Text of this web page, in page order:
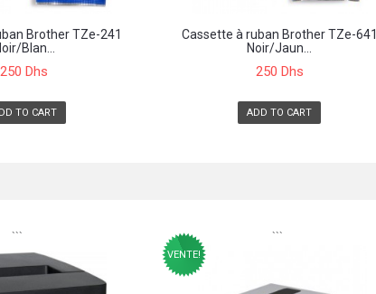
Brother TZe-241
Blan...
250 Dhs
TO CART
Cassette à ruban Brother TZe-641
Noir/Jaun...
250 Dhs
ADD TO CART
``` ```
VENTE!